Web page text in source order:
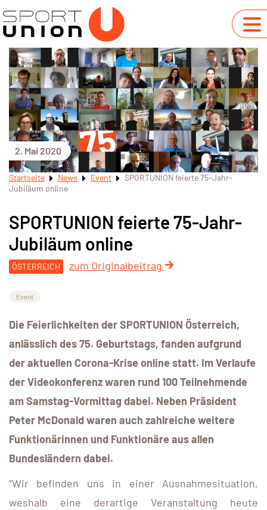
2. Mai 2020
Startseite News Event
SPORTUNION feierte 75-Jahr-
Jubiläum online
SPORTUNION feierte 75-Jahr-
Jubiläum online
ÖSTERREICH zum Originalbeitrag
Event
Die Feierlichkeiten der SPORTUNION Österreich,
anlässlich des 75. Geburtstags, fanden aufgrund
der aktuellen Corona-Krise online statt. Im Verlaufe
der Videokonferenz waren rund 100 Teilnehmende
am Samstag-Vormittag dabei. Neben Präsident
Peter McDonald waren auch zahlreiche weitere
Funktionärinnen und Funktionäre aus allen
Bundesländern dabei.
“Wir befinden uns in einer Ausnahmesituation,
weshalb eine derartige Veranstaltung heute